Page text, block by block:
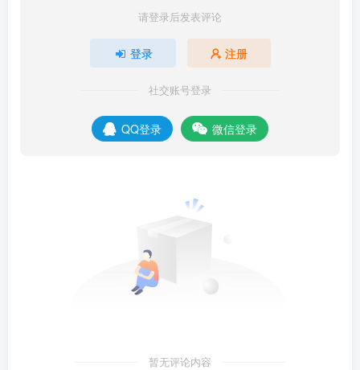
请登录后发表评论
登录 注册
社交账号登录
QQ登录 微信登录
暂无评论内容